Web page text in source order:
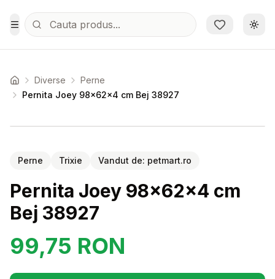
Sari la conținutul principal
Toggle Menu
Acasa Diverse
Perne
Pernita Joey 98x62x4 cm Bej 38927
Perne Trixie Vandut de: petmart.ro
Pernita Joey 98x62x4 cm
Bej 38927
99,75 RON